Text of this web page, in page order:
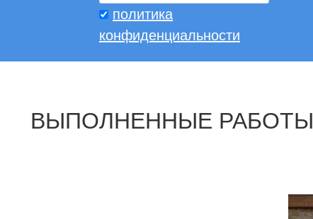
политика
конфиденциальности
ВЫПОЛНЕННЫЕ РАБОТЫ